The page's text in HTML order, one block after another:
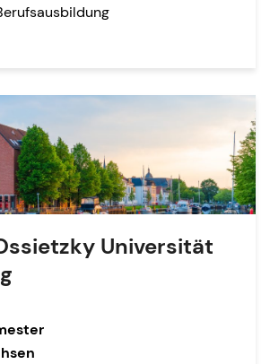
Universität